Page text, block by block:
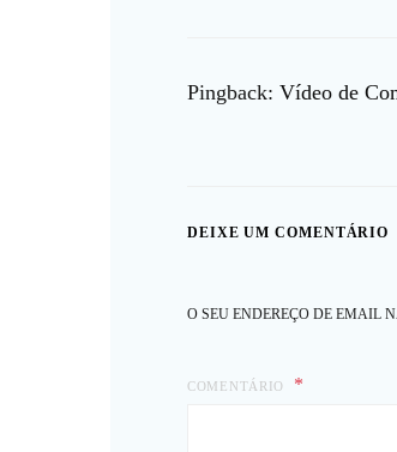
Pingback: Vídeo de
DEIXE UM COMENTÁRIO
O SEU ENDEREÇO DE EMAIL
COMENTÁRIO